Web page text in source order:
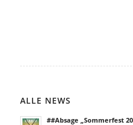
ALLE NEWS
##Absage „Sommerfest